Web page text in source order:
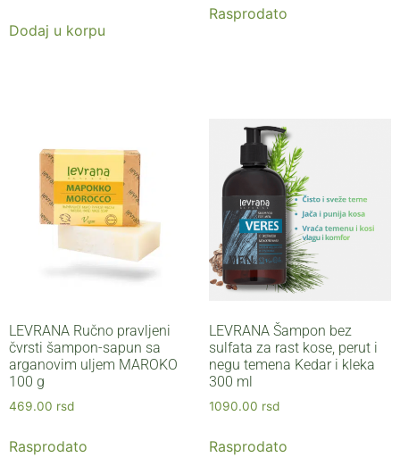
Dodaj u korpu
Rasprodato
LEVRANA Ručno pravljeni
čvrsti šampon-sapun sa
arganovim uljem MAROKO
100 g
469.00 rsd
Rasprodato
LEVRANA Šampon bez
sulfata za rast kose, perut i
negu temena Kedar i kleka
300 ml
1090.00 rsd
Rasprodato